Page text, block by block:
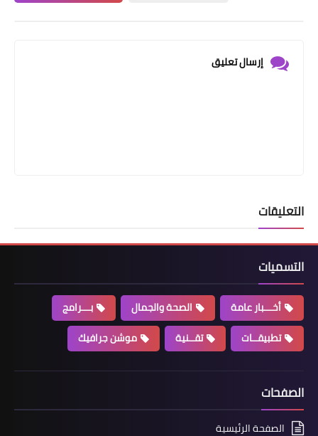
إرسال تعليق
التعليقات
التسميات
أخـــبار عامة الصحة والجمال
بـــرامج
تطبيقــات
تقــنية موشن جرافيك
الصفحات
الصفحة الرئيسية